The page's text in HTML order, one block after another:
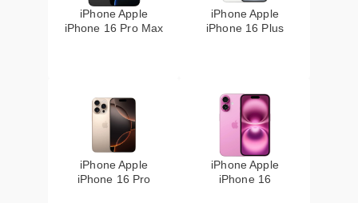
iPhone Apple
iPhone 16 Pro Max
iPhone Apple
iPhone 16 Plus
iPhone Apple
iPhone 16 Pro
iPhone Apple
iPhone 16